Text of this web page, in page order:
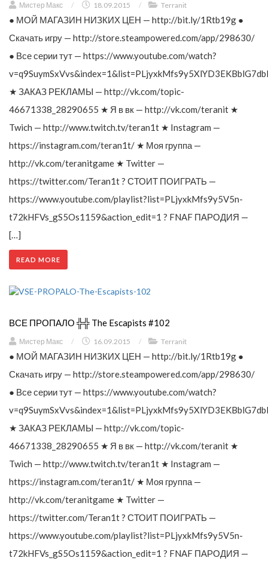
Мистер Макс / 18.09.2015 / Terranit
● МОЙ МАГАЗИН НИЗКИХ ЦЕН — http://bit.ly/1Rtb19g ●
Скачать игру — http://store.steampowered.com/app/298630/
● Все серии тут — https://www.youtube.com/watch?
★ ЗАКАЗ РЕКЛАМЫ — http://vk.com/topic-
46671338_28290655 ★ Я в вк — http://vk.com/teranit ★
Twich — http://www.twitch.tv/teran1t ★ Instagram —
https://instagram.com/teran1t/ ★ Моя группа —
http://vk.com/teranitgame ★ Twitter —
https://twitter.com/Teran1t ? СТОИТ ПОИГРАТЬ —
https://www.youtube.com/playlist?list=PLjyxkMfs9y5V5n-
t72kHFVs_gS5Os1159&action_edit=1 ? FNAF ПАРОДИЯ —
[…]
READ MORE
ВСЕ ПРОПАЛО ╬╬ The Escapists #102
Мистер Макс / 16.09.2015 / Terranit
● МОЙ МАГАЗИН НИЗКИХ ЦЕН — http://bit.ly/1Rtb19g ●
Скачать игру — http://store.steampowered.com/app/298630/
● Все серии тут — https://www.youtube.com/watch?
★ ЗАКАЗ РЕКЛАМЫ — http://vk.com/topic-
46671338_28290655 ★ Я в вк — http://vk.com/teranit ★
Twich — http://www.twitch.tv/teran1t ★ Instagram —
https://instagram.com/teran1t/ ★ Моя группа —
http://vk.com/teranitgame ★ Twitter —
https://twitter.com/Teran1t ? СТОИТ ПОИГРАТЬ —
https://www.youtube.com/playlist?list=PLjyxkMfs9y5V5n-
t72kHFVs_gS5Os1159&action_edit=1 ? FNAF ПАРОДИЯ —